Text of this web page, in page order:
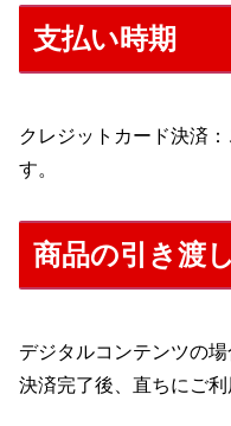
支払い時期
クレジットカード決済
す。
商品の引き渡
デジタルコンテンツの場
決済完了後、直ちにご利